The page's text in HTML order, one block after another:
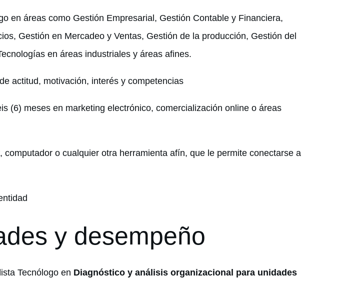
en áreas como Gestión Empresarial, Gestión Contable y Financiera,
Gestión en Mercadeo y Ventas, Gestión de la producción, Gestión del
en áreas industriales y áreas afines.
actitud, motivación, interés y competencias
(6) meses en marketing electrónico, comercialización online o áreas
computador o cualquier otra herramienta afín, que le permite conectarse a
y desempeño
Tecnólogo en Diagnóstico y análisis organizacional para unidades